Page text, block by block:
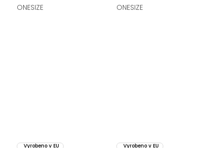
ONESIZE ONESIZE
Vyrobeno v EU Vyrobeno v EU